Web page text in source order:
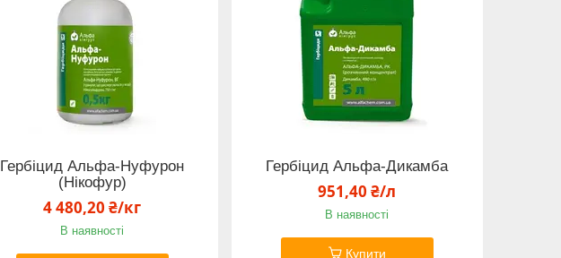
Гербіцид Альфа-Нуфурон
(Нікофур)
4 480,20 ₴/кг
В наявності
Гербіцид Альфа-Дикамба
951,40 ₴/л
В наявності
Купити